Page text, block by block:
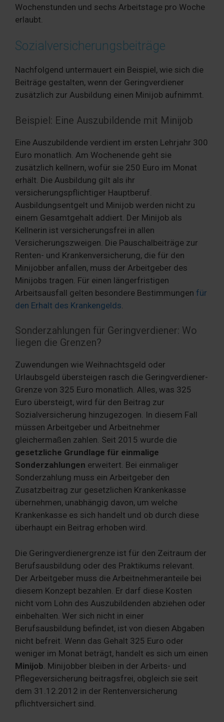
Wochenstunden und sechs Arbeitstage pro Woche
erlaubt.
Sozialversicherungsbeiträge
Nachfolgend untermauert ein Beispiel, wie sich die
Beiträge gestalten, wenn der Geringverdiener
zusätzlich zur Ausbildung einen Minijob aufnimmt.
Beispiel: Eine Auszubildende mit Minijob
Eine Auszubildende verdient im ersten Lehrjahr 300
Euro monatlich. Am Wochenende geht sie
zusätzlich kellnern, wofür sie 250 Euro im Monat
erhält. Die Ausbildung gilt als ihr
versicherungspflichtiger Hauptberuf.
Ausbildungsentgelt und Minijob werden nicht zu
einem Gesamtgehalt addiert. Der Minijob als
Kellnerin ist versicherungsfrei in allen
Versicherungszweigen. Die Pauschalbeiträge zur
Renten- und Krankenversicherung, die für den
Minijobber anfallen, muss der Arbeitgeber des
Minijobs tragen. Für einen längerfristigen
Arbeitsausfall gelten besondere Bestimmungen für
den Erhalt des Krankengelds
Sonderzahlungen für Geringverdiener: Wo
liegen die Grenzen?
Zuwendungen wie Weihnachtsgeld oder
Urlaubsgeld übersteigen rasch die Geringverdiener-
Grenze von 325 Euro monatlich. Alles, was 325
Euro übersteigt, wird für den Beitrag zur
Sozialversicherung hinzugezogen. In diesem Fall
müssen Arbeitgeber und Arbeitnehmer
gleichermaßen zahlen. Seit 2015 wurde die
gesetzliche Grundlage für einmalige
Sonderzahlungen erweitert. Bei einmaliger
Sonderzahlung muss ein Arbeitgeber den
Zusatzbeitrag zur gesetzlichen Krankenkasse
übernehmen, unabhängig davon, um welche
Krankenkasse es sich handelt und ob durch diese
überhaupt ein Beitrag erhoben wird.
Die Geringverdienergrenze ist für den Zeitraum der
Berufsausbildung oder des Praktikums relevant.
Der Arbeitgeber muss die Arbeitnehmeranteile bei
diesem Konzept bezahlen. Er darf diese Kosten
nicht vom Lohn des Auszubildenden abziehen oder
einbehalten. Wer sich nicht in einer
Berufsausbildung befindet, ist von diesen Abgaben
nicht befreit. Wenn das Gehalt 325 Euro oder
weniger im Monat beträgt, handelt es sich um einen
Minijob . Minijobber bleiben in der Arbeits- und
Pflegeversicherung beitragsfrei, obgleich sie seit
dem 31.12.2012 in der Rentenversicherung
pflichtversichert sind.